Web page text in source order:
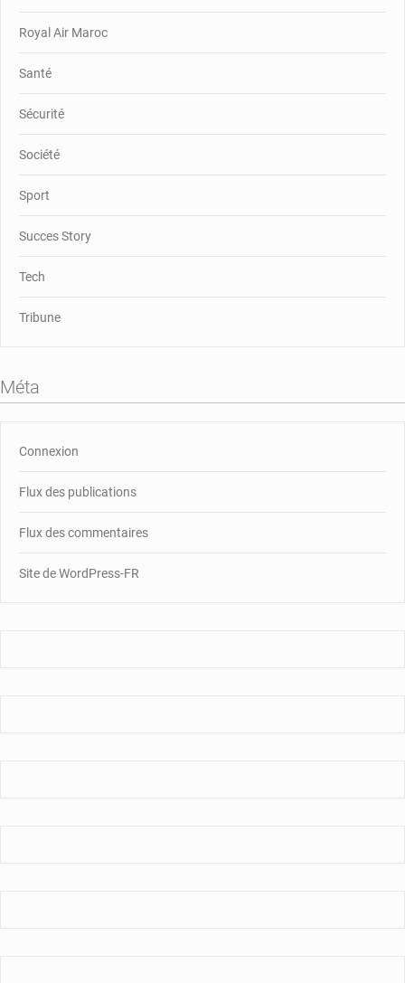
Royal Air Maroc
Santé
Sécurité
Société
Sport
Succes Story
Tech
Tribune
Méta
Connexion
Flux des publications
Flux des commentaires
Site de WordPress-FR